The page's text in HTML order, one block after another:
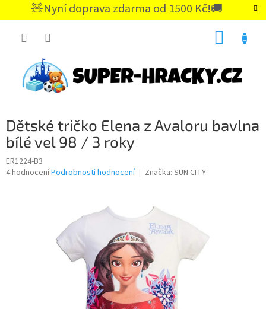
🧸Nyní doprava zdarma od 1500 Kč!🚚
CZK
Dětské tričko Elena z Avaloru bavlna
bílé vel 98 / 3 roky
ER1224-B3
Průměrné
4 hodnoceníPodrobnosti hodnocení Značka: SUN CITY